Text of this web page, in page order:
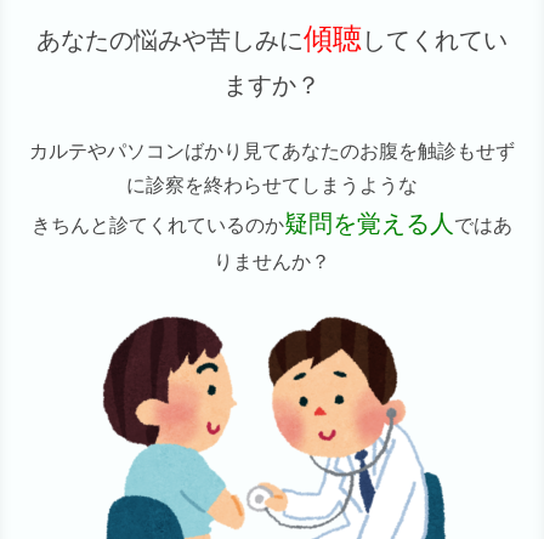
あなたの悩みや苦しみに傾聴してくれてい
ますか？
カルテやパソコンばかり見てあなたのお腹を触診もせず
に診察を終わらせてしまうような
きちんと診てくれているのか疑問を覚える人 ではあ
りませんか？